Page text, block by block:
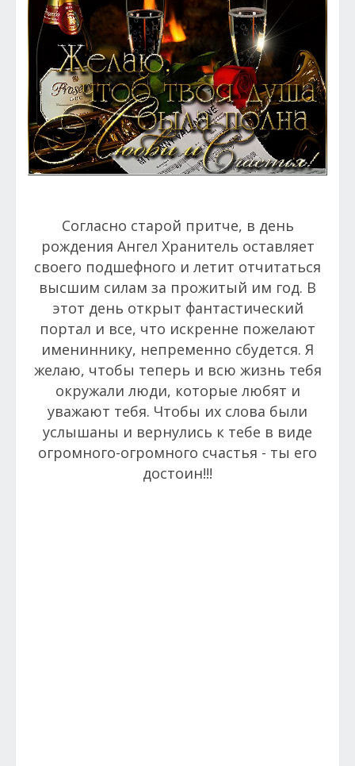
Согласно старой притче, в день
рождения Ангел Хранитель оставляет
своего подшефного и летит отчитаться
высшим силам за прожитый им год. В
этот день открыт фантастический
портал и все, что искренне пожелают
имениннику, непременно сбудется. Я
желаю, чтобы теперь и всю жизнь тебя
окружали люди, которые любят и
уважают тебя. Чтобы их слова были
услышаны и вернулись к тебе в виде
огромного-огромного счастья - ты его
достоин!!!